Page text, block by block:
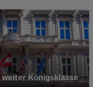
Königsklasse